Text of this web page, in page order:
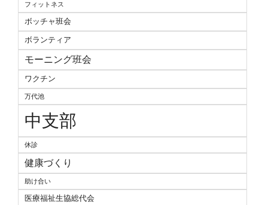
フィットネス
ボッチャ班会
ボランティア
モーニング班会
ワクチン
万代池
中支部
休診
健康づくり
助け合い
医療福祉生協総代会